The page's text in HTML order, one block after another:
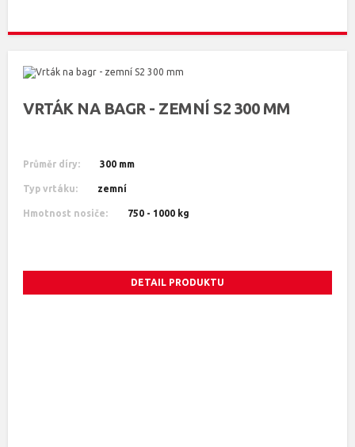
VRTÁK NA BAGR - ZEMNÍ S2 300 MM
Průměr díry: 300 mm
Typ vrtáku: zemní
Hmotnost nosiče: 750 - 1000 kg
DETAIL PRODUKTU